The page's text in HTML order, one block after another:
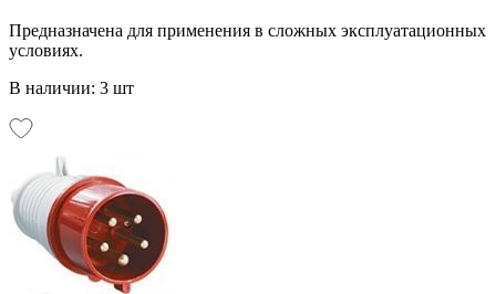
Предназначена для применения в сложных эксплуатационных
условиях.
В наличии: 3 шт